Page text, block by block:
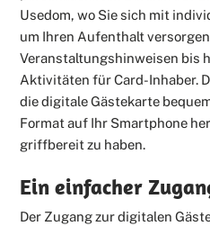
Usedom, wo Sie sich mit
um Ihren Aufenthalt versorgen
Veranstaltungshinweisen bis
Aktivitäten für Card-Inhaber.
die digitale Gästekarte
Format auf Ihr Smartphone
griffbereit zu haben.
Ein einfacher
Der Zugang zur digitalen